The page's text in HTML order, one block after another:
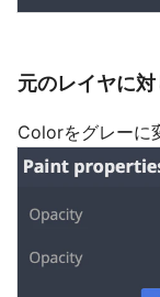
元のレイヤに
Colorをグレーに